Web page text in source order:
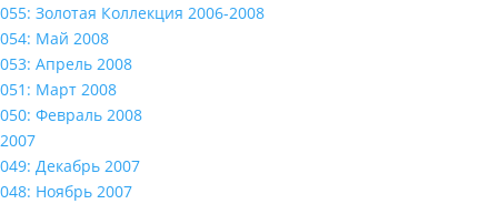
055: Золотая Коллекция 2006-2008
054: Май 2008
053: Апрель 2008
051: Март 2008
050: Февраль 2008
2007
049: Декабрь 2007
048: Ноябрь 2007